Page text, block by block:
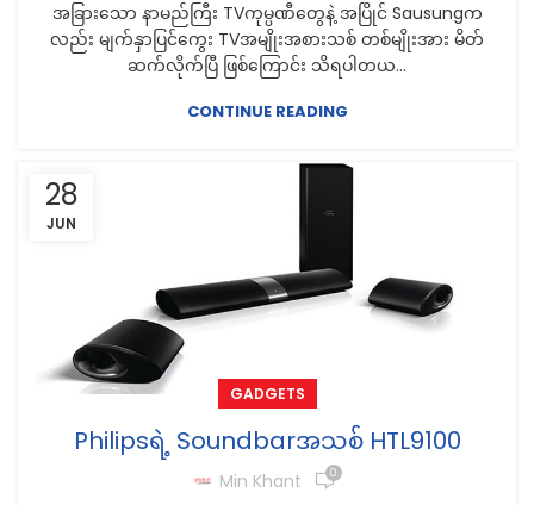
အခြားသော နာမည်ကြီး TVကုမ္ပဏီတွေနဲ့ အပြိုင် Sausungက
လည်း မျက်နှာပြင်ကွေး TVအမျိုးအစားသစ် တစ်မျိုးအား မိတ်
ဆက်လိုက်ပြီ ဖြစ်ကြောင်း သိရပါတယ...
CONTINUE READING
28
JUN
GADGETS
Philipsရဲ့ Soundbarအသစ် HTL9100
Min Khant 0